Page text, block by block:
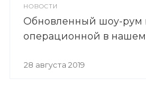
НОВОСТИ
Обновленный шоу-рум
операционной в
28 августа 2019